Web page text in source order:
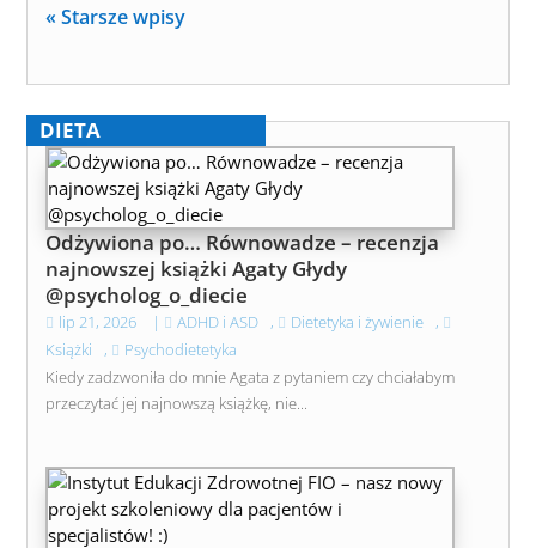
« Starsze wpisy
DIETA
Odżywiona po… Równowadze – recenzja
najnowszej książki Agaty Głydy
@psycholog_o_diecie
lip 21, 2026 | ADHD i ASD , Dietetyka i żywienie
,
Książki
,
Psychodietetyka
Kiedy zadzwoniła do mnie Agata z pytaniem czy chciałabym
przeczytać jej najnowszą książkę, nie...